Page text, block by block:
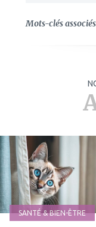
Mots-clés
à
mes
favoris
SANTÉ & BIEN-ÊTRE